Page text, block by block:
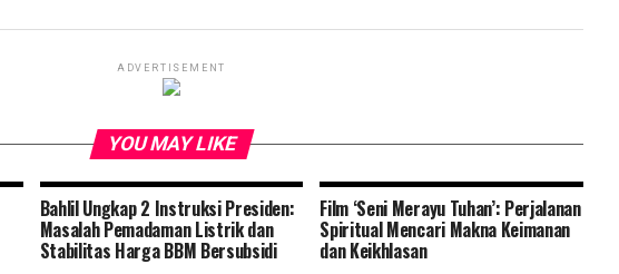
ADVERTISEMENT
YOU MAY LIKE
Bahlil Ungkap 2 Instruksi Presiden:
Masalah Pemadaman Listrik dan
Stabilitas Harga BBM Bersubsidi
Film ‘Seni Merayu Tuhan’: Perjalanan
Spiritual Mencari Makna Keimanan
dan Keikhlasan